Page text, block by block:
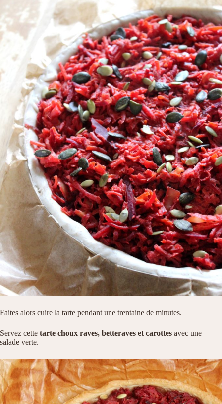
Faites alors cuire la tarte pendant une trentaine de minutes.
Servez cette tarte choux raves, betteraves et carottes avec une
salade verte.